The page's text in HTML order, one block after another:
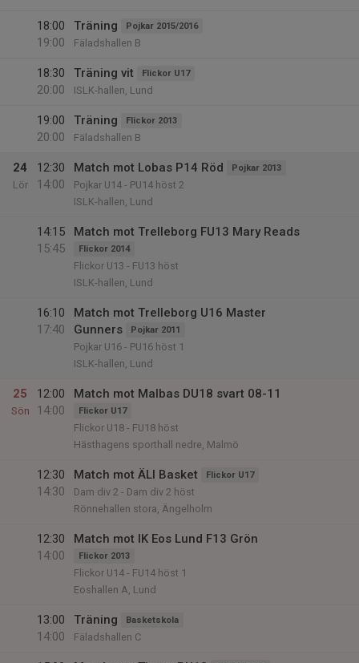
18:00
19:00
Träning Pojkar 2015/2016
Fäladshallen B
18:30
20:00
Träning vit Flickor U17
ISLK-hallen, Lund
19:00
20:00
Träning Flickor 2013
Fäladshallen B
24
Lör
12:30
14:00
Match mot Lobas P14 Röd Pojkar 2013
Pojkar U14 - PU14 höst 2
ISLK-hallen, Lund
14:15
15:45
Match mot Trelleborg FU13 Mary Reads
Flickor 2014
Flickor U13 - FU13 höst
ISLK-hallen, Lund
16:10
17:40
Match mot Trelleborg U16 Master
Gunners
Pojkar 2011
Pojkar U16 - PU16 höst 1
ISLK-hallen, Lund
25
Sön
12:00
14:00
Match mot Malbas DU18 svart 08-11
Flickor U17
Flickor U18 - FU18 höst
Hästhagens sporthall nedre, Malmö
12:30
14:30
Match mot ÄLI Basket Flickor U17
Dam div 2 - Dam div 2 höst
Rönnehallen stora, Ängelholm
12:30
14:00
Match mot IK Eos Lund F13 Grön
Flickor 2013
Flickor U14 - FU14 höst 1
Eoshallen A, Lund
13:00
14:00
Träning Basketskola
Fäladshallen C